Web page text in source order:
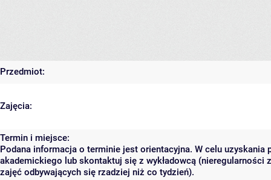
Przedmiot:
Zajęcia:
Termin i miejsce:
Podana informacja o terminie jest orientacyjna. W celu
akademickiego lub skontaktuj się z wykładowcą (nieregularności
zajęć odbywających się rzadziej niż co tydzień).